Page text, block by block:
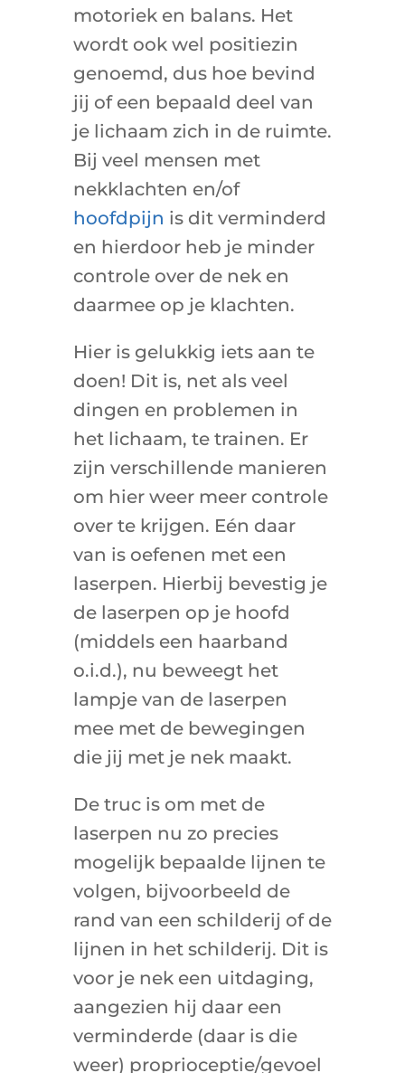
motoriek en balans. Het
wordt ook wel positiezin
genoemd, dus hoe bevind
jij of een bepaald deel van
je lichaam zich in de ruimte.
Bij veel mensen met
nekklachten en/of
hoofdpijn is dit verminderd
en hierdoor heb je minder
controle over de nek en
daarmee op je klachten.
Hier is gelukkig iets aan te
doen! Dit is, net als veel
dingen en problemen in
het lichaam, te trainen. Er
zijn verschillende manieren
om hier weer meer controle
over te krijgen. Eén daar
van is oefenen met een
laserpen. Hierbij bevestig je
de laserpen op je hoofd
(middels een haarband
o.i.d.), nu beweegt het
lampje van de laserpen
mee met de bewegingen
die jij met je nek maakt.
De truc is om met de
laserpen nu zo precies
mogelijk bepaalde lijnen te
volgen, bijvoorbeeld de
rand van een schilderij of de
lijnen in het schilderij. Dit is
voor je nek een uitdaging,
aangezien hij daar een
verminderde (daar is die
weer) proprioceptie/gevoel